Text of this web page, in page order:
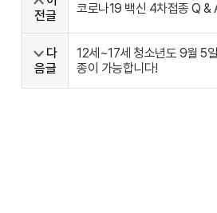
전글
코로나19 백신 4차접종 Q &
다
음글
12세~17세 청소년도 9월 5
종이 가능합니다!